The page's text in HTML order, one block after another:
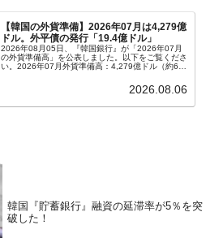
【韓国の外貨準備】2026年07月は4,279億
ドル。外平債の発行「19.4億ドル」
2026年08月05日、『韓国銀行』が「2026年07月
の外貨準備高」を公表しました。以下をご覧くださ
い。2026年07月外貨準備高：4,279億ドル（約67
2026.08.06
韓国『貯蓄銀行』融資の延滞率が5％を突
破した！